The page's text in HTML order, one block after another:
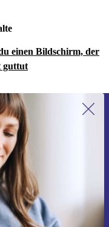
einen Bildschirm, der
guttut
anmelden,